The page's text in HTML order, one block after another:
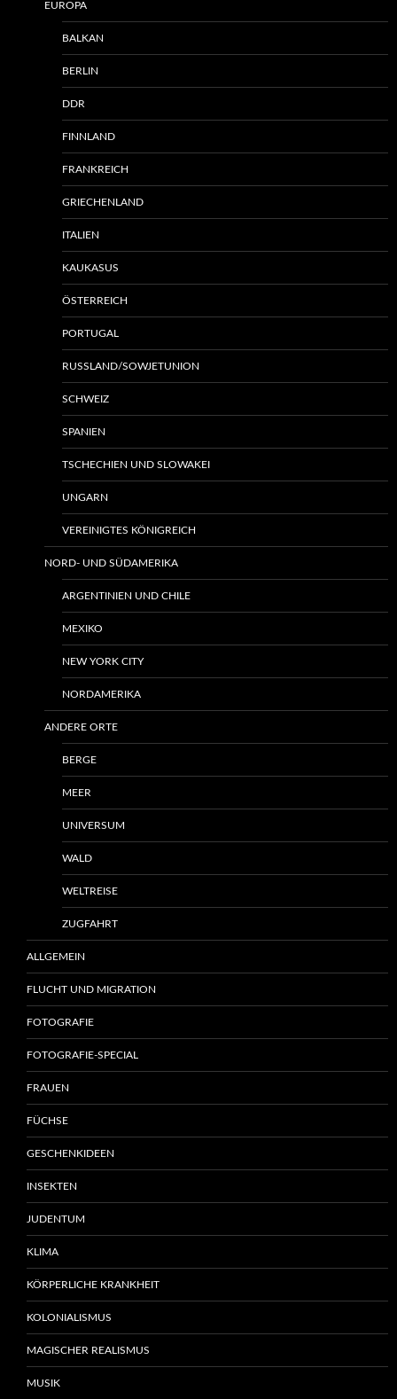
EUROPA
BALKAN
BERLIN
DDR
FINNLAND
FRANKREICH
GRIECHENLAND
ITALIEN
KAUKASUS
ÖSTERREICH
PORTUGAL
RUSSLAND/SOWJETUNION
SCHWEIZ
SPANIEN
TSCHECHIEN UND SLOWAKEI
UNGARN
VEREINIGTES KÖNIGREICH
NORD- UND SÜDAMERIKA
ARGENTINIEN UND CHILE
MEXIKO
NEW YORK CITY
NORDAMERIKA
ANDERE ORTE
BERGE
MEER
UNIVERSUM
WALD
WELTREISE
ZUGFAHRT
ALLGEMEIN
FLUCHT UND MIGRATION
FOTOGRAFIE
FOTOGRAFIE-SPECIAL
FRAUEN
FÜCHSE
GESCHENKIDEEN
INSEKTEN
JUDENTUM
KLIMA
KÖRPERLICHE KRANKHEIT
KOLONIALISMUS
MAGISCHER REALISMUS
MUSIK